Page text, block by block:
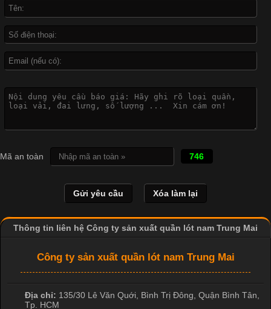
biệt là các sản phẩm từ vải thun. Hiện nay,
Đại
Cập nhật 2026-04-21 15:41:03
In Chuyển Nhiệt Là Gì? Công Nghệ In Hiện Đại Trong Ngành
May Mặc Trong ngành in ấn và thời trang, in chuyển nhiệt đang
hình ảnh sắc nét và bền màu. Đặc biệt, kỹ thuật này được ứng
dụng rộng rãi trong sản xuất áo thun, đồ thể thao
Mã an toàn 746
Thông tin liên hệ Công ty sản xuất quần lót nam Trung Mai
Công ty sản xuất quần lót nam Trung Mai
Địa chỉ: 135/30 Lê Văn Quới, Bình Trị Đông Quận Bình Tân
Tp. HCM